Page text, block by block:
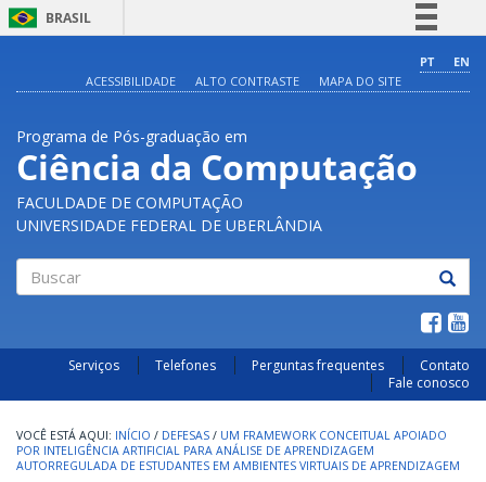
BRASIL
Comunica BR
Acesso à informação
Legislação
PT
EN
ACESSIBILIDADE
ALTO CONTRASTE MAPA DO SITE
Programa de Pós-graduação em
Ciência da Computação
FACULDADE DE COMPUTAÇÃO
UNIVERSIDADE FEDERAL DE UBERLÂNDIA
Serviços Telefones Perguntas frequentes
Contato
Fale conosco
INÍCIO / DEFESAS / UM FRAMEWORK CONCEITUAL APOIADO
POR INTELIGÊNCIA ARTIFICIAL PARA ANÁLISE DE APRENDIZAGEM
AUTORREGULADA DE ESTUDANTES EM AMBIENTES VIRTUAIS DE APRENDIZAGEM